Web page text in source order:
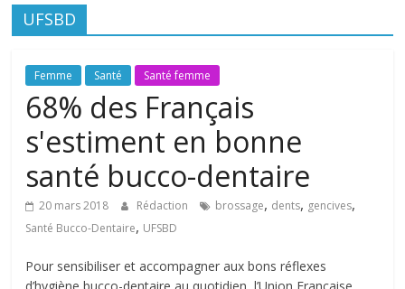
La
de
toute
famille
UFSBD
Femme Santé Santé femme
68% des Français
s'estiment en bonne
santé bucco-dentaire
20 mars 2018 Rédaction brossage, dents, gencives,
Santé Bucco-Dentaire, UFSBD
Pour sensibiliser et accompagner aux bons réflexes